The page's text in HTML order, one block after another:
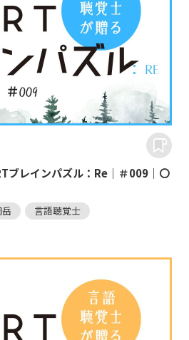
ブレインパズル：Re｜＃009｜〇
言語聴覚士